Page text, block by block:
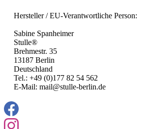
Hersteller / EU-Verantwortliche Person:
Sabine Spanheimer
Stulle®
Brehmestr. 35
13187 Berlin
Deutschland
Tel.: +49 (0)177 82 54 562
E-Mail: mail@stulle-berlin.de